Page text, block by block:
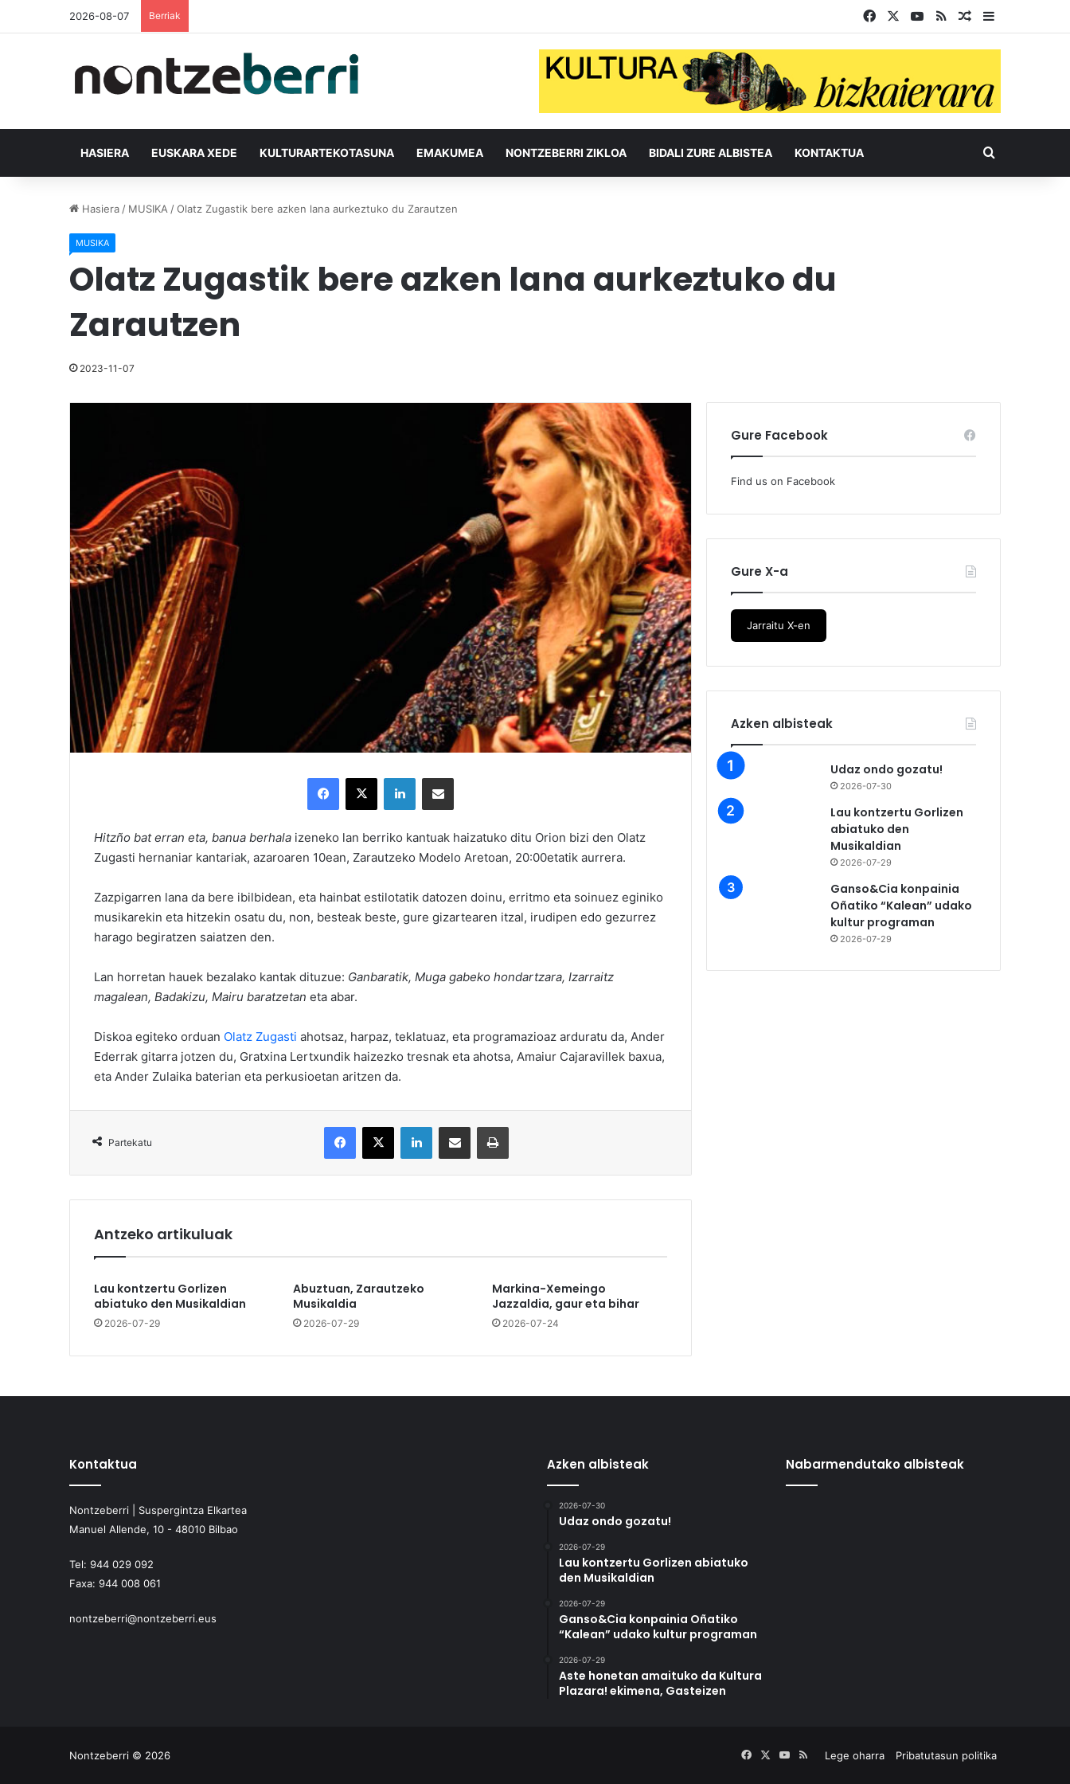
2026-08-07 Berriak Facebook YouTube
RSS Ausazko
HASIERA EUSKARA XEDE KULTURARTEKOTASUNA EMAKUMEA NONTZEBERRI ZIKLOA BIDALI ZURE ALBISTEA KONTAKTUA Bilatu
Hasiera / MUSIKA /Olatz Zugastik bere azken lana aurkeztuko du Zarautzen
MUSIKA
Olatz Zugastik bere azken lana aurkeztuko du
Zarautzen
2023-11-07
Hitzño bat erran eta, banua berhala izeneko lan berriko kantuak haizatuko ditu Orion bizi den Olatz
Zugasti hernaniar kantariak, azaroaren 10ean, Zarautzeko Modelo Aretoan, 20:00etatik aurrera.
Zazpigarren lana da bere ibilbidean, eta hainbat estilotatik datozen doinu, erritmo eta soinuez eginiko
musikarekin eta hitzekin osatu du, non, besteak beste, gure gizartearen itzal, irudipen edo gezurrez
harago begiratzen saiatzen den.
Lan horretan hauek bezalako kantak dituzue: Ganbaratik, Muga gabeko hondartzara, Izarraitz
magalean, Badakizu, Mairu baratzetan eta abar.
Diskoa egiteko orduan Olatz Zugasti ahotsaz, harpaz, teklatuaz, eta programazioaz arduratu da, Ander
Ederrak gitarra jotzen du, Gratxina Lertxundik haizezko tresnak eta ahotsa, Amaiur Cajaravillek baxua,
eta Ander Zulaika baterian eta perkusioetan aritzen da.
Partekatu
Antzeko artikuluak
Lau kontzertu Gorlizen
abiatuko den Musikaldian
2026-07-29
Abuztuan, Zarautzeko
Musikaldia
2026-07-29
Markina-Xemeingo
Jazzaldia, gaur eta bihar
2026-07-24
Gure Facebook
Find us on Facebook
Gure X-a
Jarraitu X-en
Azken albisteak
Udaz ondo gozatu!
2026-07-30
Lau kontzertu Gorlizen
abiatuko den
Musikaldian
2026-07-29
Ganso&Cia konpainia
Oñatiko “Kalean” udako
kultur programan
2026-07-29
Kontaktua
Nontzeberri | Suspergintza Elkartea
Manuel Allende, 10 - 48010 Bilbao
Tel: 944 029 092
Faxa: 944 008 061
nontzeberri@nontzeberri.eus
Azken albisteak
2026-07-30
Udaz ondo gozatu!
2026-07-29
Lau kontzertu Gorlizen abiatuko
den Musikaldian
2026-07-29
Ganso&Cia konpainia Oñatiko
“Kalean” udako kultur programan
2026-07-29
Aste honetan amaituko da Kultura
Plazara! ekimena, Gasteizen
Nabarmendutako albisteak
Nontzeberri © 2026 Lege oharra Pribatutasun politika
FacebookYouTube
RSS